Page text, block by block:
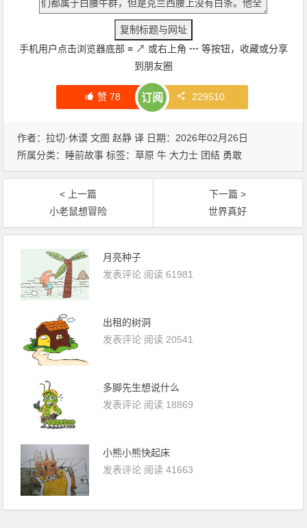
手机用户点击浏览器底部 ≡ ↗ 或右上角 ┅ 等按钮，收藏或分享
到朋友圈
赞78 订阅 229510
作者：拉切·休谟 文图 赵静 译 日期：2026年02月26日
所属分类： 睡前故事 标签：草原 牛 大力士 团结 勇敢
< 上一篇
小老鼠想冒险
下一篇 >
世界真好
月亮种子
发表评论 阅读 61981
出租的树洞
发表评论 阅读 20541
多脚先生想说什么
发表评论 阅读 18869
小熊小熊快起床
发表评论 阅读 41663